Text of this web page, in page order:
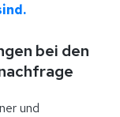
bei den
und